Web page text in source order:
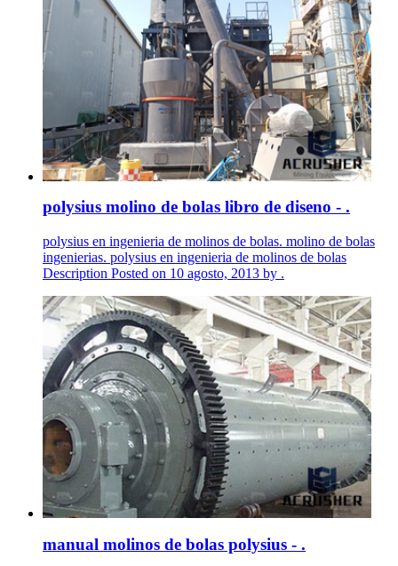
polysius molino de bolas libro de diseno - .
polysius en ingenieria de molinos de bolas. molino de bolas
ingenierias. polysius en ingenieria de molinos de bolas
Description Posted on 10 agosto, 2013 by .
manual molinos de bolas polysius - .